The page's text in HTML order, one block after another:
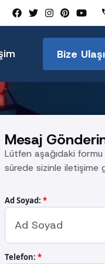
Bize
Mesaj
Lütfen aşağıdaki
sürede sizinle iletişime
Ad Soyad: *
Telefon: *